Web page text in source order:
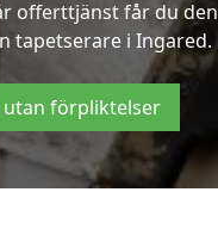
offerttjänst får du den
tapetserare i Ingared.
utan förpliktelser